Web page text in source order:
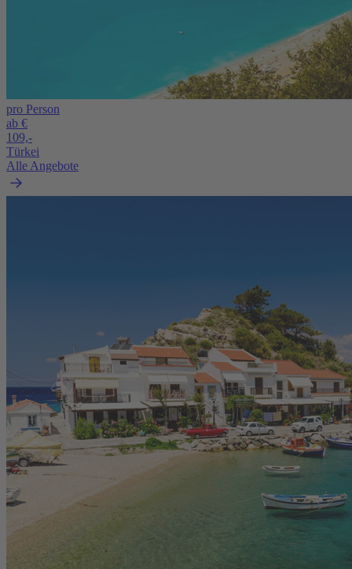
pro Person
ab €
109,-
Türkei
Alle Angebote